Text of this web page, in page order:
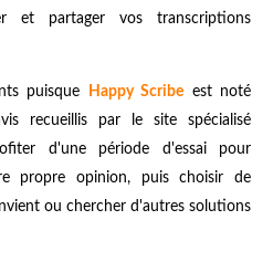
et partager vos transcriptions
puisque Happy Scribe est noté
recueillis par le site spécialisé
d'une période d'essai pour
propre opinion, puis choisir de
ou chercher d'autres solutions